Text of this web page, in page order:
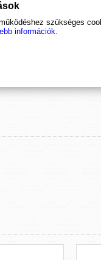
a munkánkat,
szükséges
információk.